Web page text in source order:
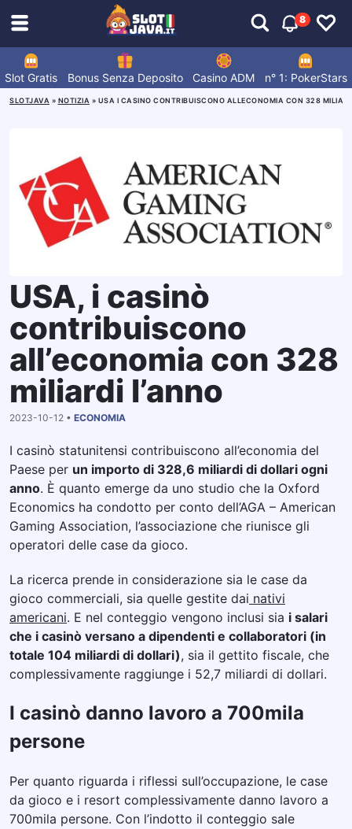
8
Slot Gratis Bonus Senza Deposito Casino ADM n° 1: PokerStars
SLOTJAVA » NOTIZIA » USA I CASINO CONTRIBUISCONO ALLECONOMIA CON 328
USA, i casinò
contribuiscono
all’economia con 328
miliardi l’anno
2023-10-12 • ECONOMIA
I casinò statunitensi contribuiscono all’economia del
Paese per un importo di 328,6 miliardi di dollari ogni
anno. È quanto emerge da uno studio che la Oxford
Economics ha condotto per conto dell’AGA – American
Gaming Association, l’associazione che riunisce gli
operatori delle case da gioco.
La ricerca prende in considerazione sia le case da
gioco commerciali, sia quelle gestite dai nativi
americani. E nel conteggio vengono inclusi sia i salari
che i casinò versano a dipendenti e collaboratori (in
totale 104 miliardi di dollari), sia il gettito fiscale, che
complessivamente raggiunge i 52,7 miliardi di dollari.
I casinò danno lavoro a 700mila
persone
Per quanto riguarda i riflessi sull’occupazione, le case
da gioco e i resort complessivamente danno lavoro a
700mila persone. Con l’indotto il conteggio sale